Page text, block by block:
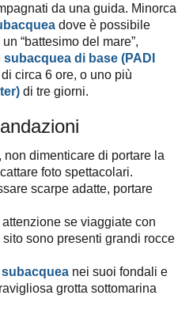
da una guida. Minorca
dove è possibile
“battesimo del mare”,
subacquea di base (PADI
circa 6 ore, o uno più
di tre giorni.
non dimenticare di portare la
foto spettacolari.
scarpe adatte, portare
se viaggiate con
sono presenti grandi rocce
subacqueanei suoi fondali e
grotta sottomarina